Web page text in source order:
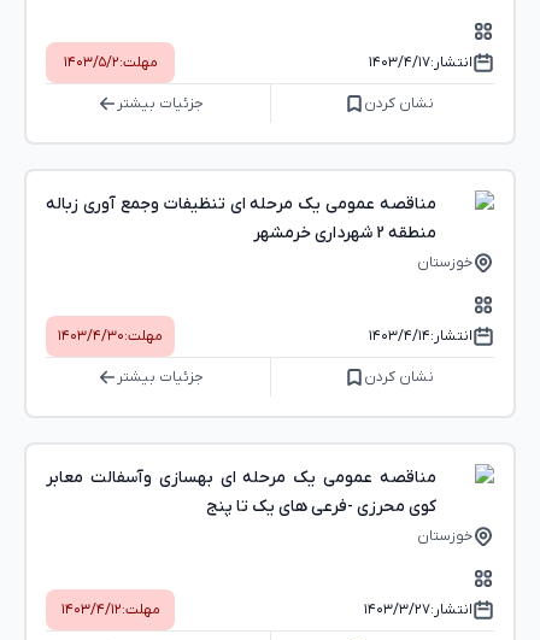
انتشار:۱۴۰۳/۴/۱۷ مهلت:۱۴۰۳/۵/۲
نشان کردن جزئیات بیشتر
مناقصه عمومی یک مرحله ای تنظیفات وجمع آوری زباله
منطقه 2 شهرداری خرمشهر
خوزستان
انتشار:۱۴۰۳/۴/۱۴ مهلت:۱۴۰۳/۴/۳۰
نشان کردن جزئیات بیشتر
مناقصه عمومی یک مرحله ای بهسازی وآسفالت معابر
کوی محرزی -فرعی های یک تا پنج
خوزستان
انتشار:۱۴۰۳/۳/۲۷ مهلت:۱۴۰۳/۴/۱۲